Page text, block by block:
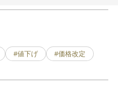
#値下げ
#価格改定